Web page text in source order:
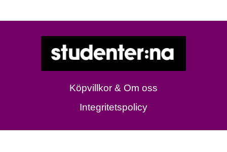
Köpvillkor & Om oss
Integritetspolicy